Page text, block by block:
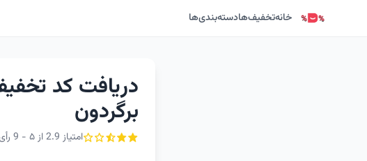
خانهتخفیف‌هادسته‌بندی‌ها
دریافت کد
برگردون
امتیاز 2.9 از ۵ - 9 رأی